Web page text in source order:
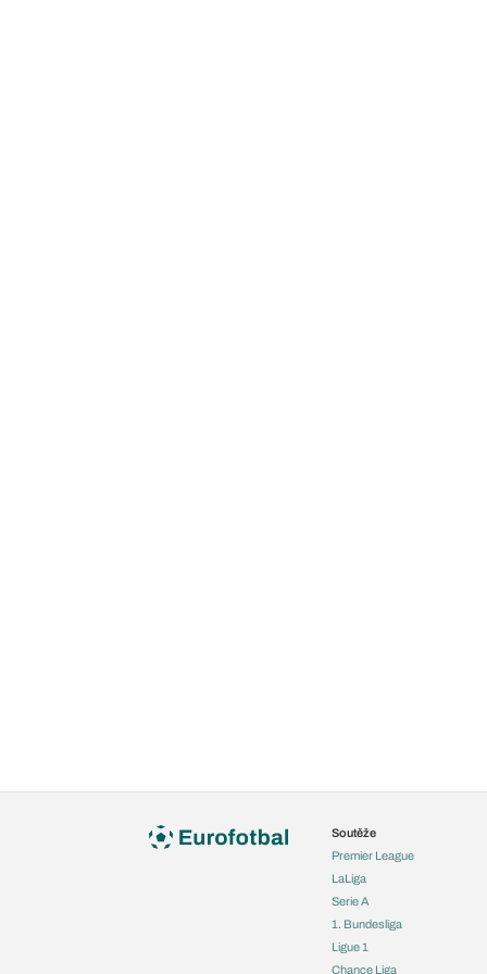
Soutěže
Premier League
LaLiga
Serie A
1. Bundesliga
Ligue 1
Chance Liga
jejichž služby na
nýbrž přes
UKLÁDÁNÍ A/
PARTNEŘI,
Ve vašem
identifikátory